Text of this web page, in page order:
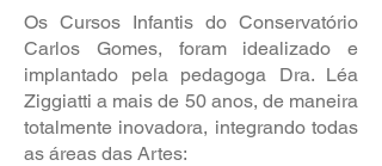
Os Cursos Infantis do Conservatório
Carlos Gomes, foram idealizado e
implantado pela pedagoga Dra. Léa
Ziggiatti a mais de 50 anos, de maneira
totalmente inovadora, integrando todas
as áreas das Artes: